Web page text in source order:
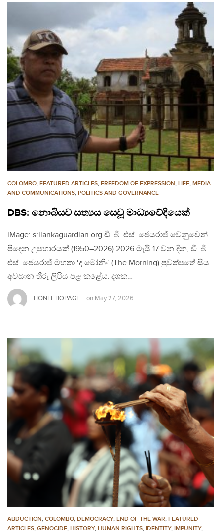
COLOMBO, FEATURED ARTICLES, FREEDOM OF EXPRESSION, LIFE, MEDIA
AND COMMUNICATIONS, POLITICS AND GOVERNANCE
DBS: නොබියව සත්‍යය සෙවූ මාධ්‍යවේදියෙක්
iMage: srilankaguardian.org ඩී. බී. එස්. ජෙයරාජ් වෙනුවෙන්
පිදෙන උපහාරයක් (1950–2026) 2026 මැයි 17 වන දින, ඩී. බී.
එස්. ජෙයරාජ් මහතා ‘ද මෝනිං’ (The Morning) පුවත්පතේ සිය
අවසාන තීරු ලිපිය පළ කළේය. දශක…
LIONEL BOPAGE on May 27, 2026
ABDUCTION, COLOMBO, DEMOCRACY, END OF THE WAR, FEATURED
ARTICLES, GENOCIDE, HISTORY, HUMAN RIGHTS, IDENTITY, IMPUNITY,